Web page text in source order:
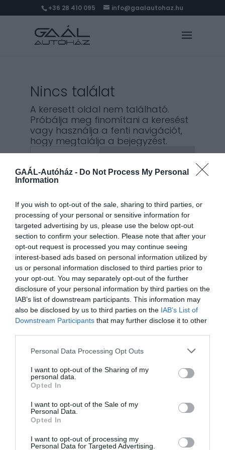
GAÁL-Autóház - Do Not Process My Personal
Information
If you wish to opt-out of the sale, sharing to third parties, or
processing of your personal or sensitive information for
targeted advertising by us, please use the below opt-out
section to confirm your selection. Please note that after your
opt-out request is processed you may continue seeing
interest-based ads based on personal information utilized by
us or personal information disclosed to third parties prior to
your opt-out. You may separately opt-out of the further
disclosure of your personal information by third parties on the
IAB’s list of downstream participants. This information may
also be disclosed by us to third parties on the IAB’s List of
Downstream Participants that may further disclose it to other
Personal Data Processing Opt Outs
I want to opt-out of the Sharing of my
personal data.
Opted In
I want to opt-out of the Sale of my
Personal Data.
Opted In
I want to opt-out of processing my
Personal Data for Targeted Advertising.
+36 28 410 095 info@gaalautohaz.hu
Nincs találat
A keresett oldal nem található.
Próbálja meg finomítani a keresést
vagy használja a fenti navigációt,
hogy megtalálja a bejegyzést.
Keresés
Legutóbbi bejegyzések
Legutóbbi hozzászólások
Nincs megjeleníthető bejegyzés.
Archívum
Nincs megjeleníthető archívum.
Kategóriák
Nincs kategória
GAÁL-Autóház Kft.
info@gaalautohaz.hu
2100 Gödöllő, Dózsa György út 67.